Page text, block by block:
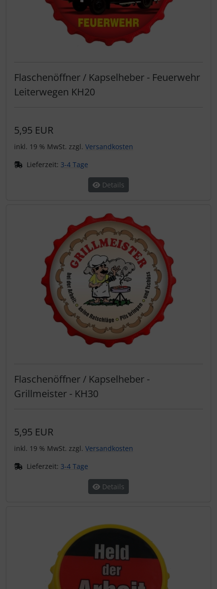
Flaschenöffner / Kapselheber - Feuerwehr
Leiterwegen KH20
5,95 EUR
inkl. 19 % MwSt. zzgl. Versandkosten
Lieferzeit: 3-4 Tage
Details
Flaschenöffner / Kapselheber -
Grillmeister - KH30
5,95 EUR
inkl. 19 % MwSt. zzgl. Versandkosten
Lieferzeit: 3-4 Tage
Details